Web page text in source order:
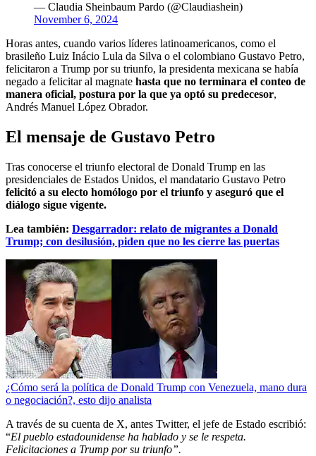
— Claudia Sheinbaum Pardo (@Claudiashein)
November 6, 2024
Horas antes, cuando varios líderes latinoamericanos, como el
brasileño Luiz Inácio Lula da Silva o el colombiano Gustavo Petro,
felicitaron a Trump por su triunfo, la presidenta mexicana se había
negado a felicitar al magnate hasta que no terminara el conteo de
manera oficial, postura por la que ya optó su predecesor,
Andrés Manuel López Obrador.
El mensaje de Gustavo Petro
Tras conocerse el triunfo electoral de Donald Trump en las
presidenciales de Estados Unidos, el mandatario Gustavo Petro
felicitó a su electo homólogo por el triunfo y aseguró que el
diálogo sigue vigente.
Lea también: Desgarrador: relato de migrantes a Donald
Trump; con desilusión, piden que no les cierre las puertas
¿Cómo será la política de Donald Trump con Venezuela, mano dura
o negociación?, esto dijo analista
A través de su cuenta de X, antes Twitter, el jefe de Estado escribió:
“El pueblo estadounidense ha hablado y se le respeta.
Felicitaciones a Trump por su triunfo”.